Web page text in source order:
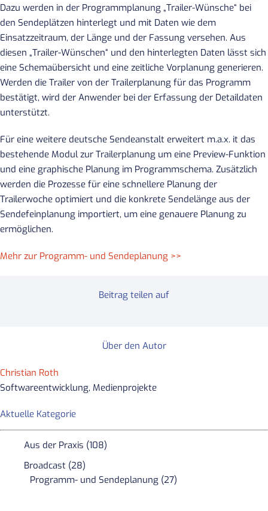
Dazu werden in der Programmplanung „Trailer-Wünsche“ bei
den Sendeplätzen hinterlegt und mit Daten wie dem
Einsatzzeitraum, der Länge und der Fassung versehen. Aus
diesen „Trailer-Wünschen“ und den hinterlegten Daten lässt sich
eine Schemaübersicht und eine zeitliche Vorplanung generieren.
Werden die Trailer von der Trailerplanung für das Programm
bestätigt, wird der Anwender bei der Erfassung der Detaildaten
unterstützt.
Für eine weitere deutsche Sendeanstalt erweitert m.a.x. it das
bestehende Modul zur Trailerplanung um eine Preview-Funktion
und eine graphische Planung im Programmschema. Zusätzlich
werden die Prozesse für eine schnellere Planung der
Trailerwoche optimiert und die konkrete Sendelänge aus der
Sendefeinplanung importiert, um eine genauere Planung zu
ermöglichen.
Mehr zur Programm- und Sendeplanung >>
Beitrag teilen auf
Über den Autor
Christian Roth
Softwareentwicklung, Medienprojekte
Aktuelle Kategorie
Aus der Praxis (108)
Broadcast (28)
Programm- und Sendeplanung (27)